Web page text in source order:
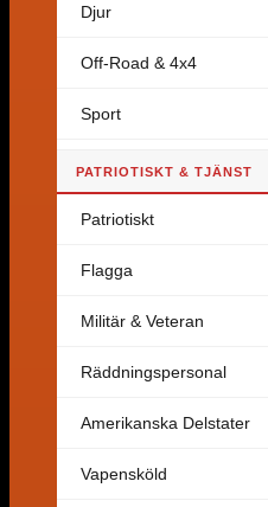
Djur
Off-Road & 4x4
Sport
PATRIOTISKT & TJÄNST
Patriotiskt
Flagga
Militär & Veteran
Räddningspersonal
Amerikanska Delstater
Vapensköld